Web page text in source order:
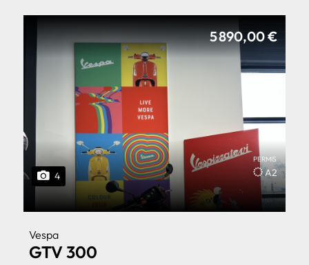
5 890,00 €
4
PERMIS
A2
Vespa
GTV 300